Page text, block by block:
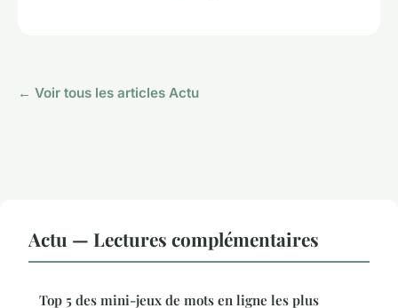
← Voir tous les articles Actu
Actu — Lectures complémentaires
Top 5 des mini-jeux de mots en ligne les plus